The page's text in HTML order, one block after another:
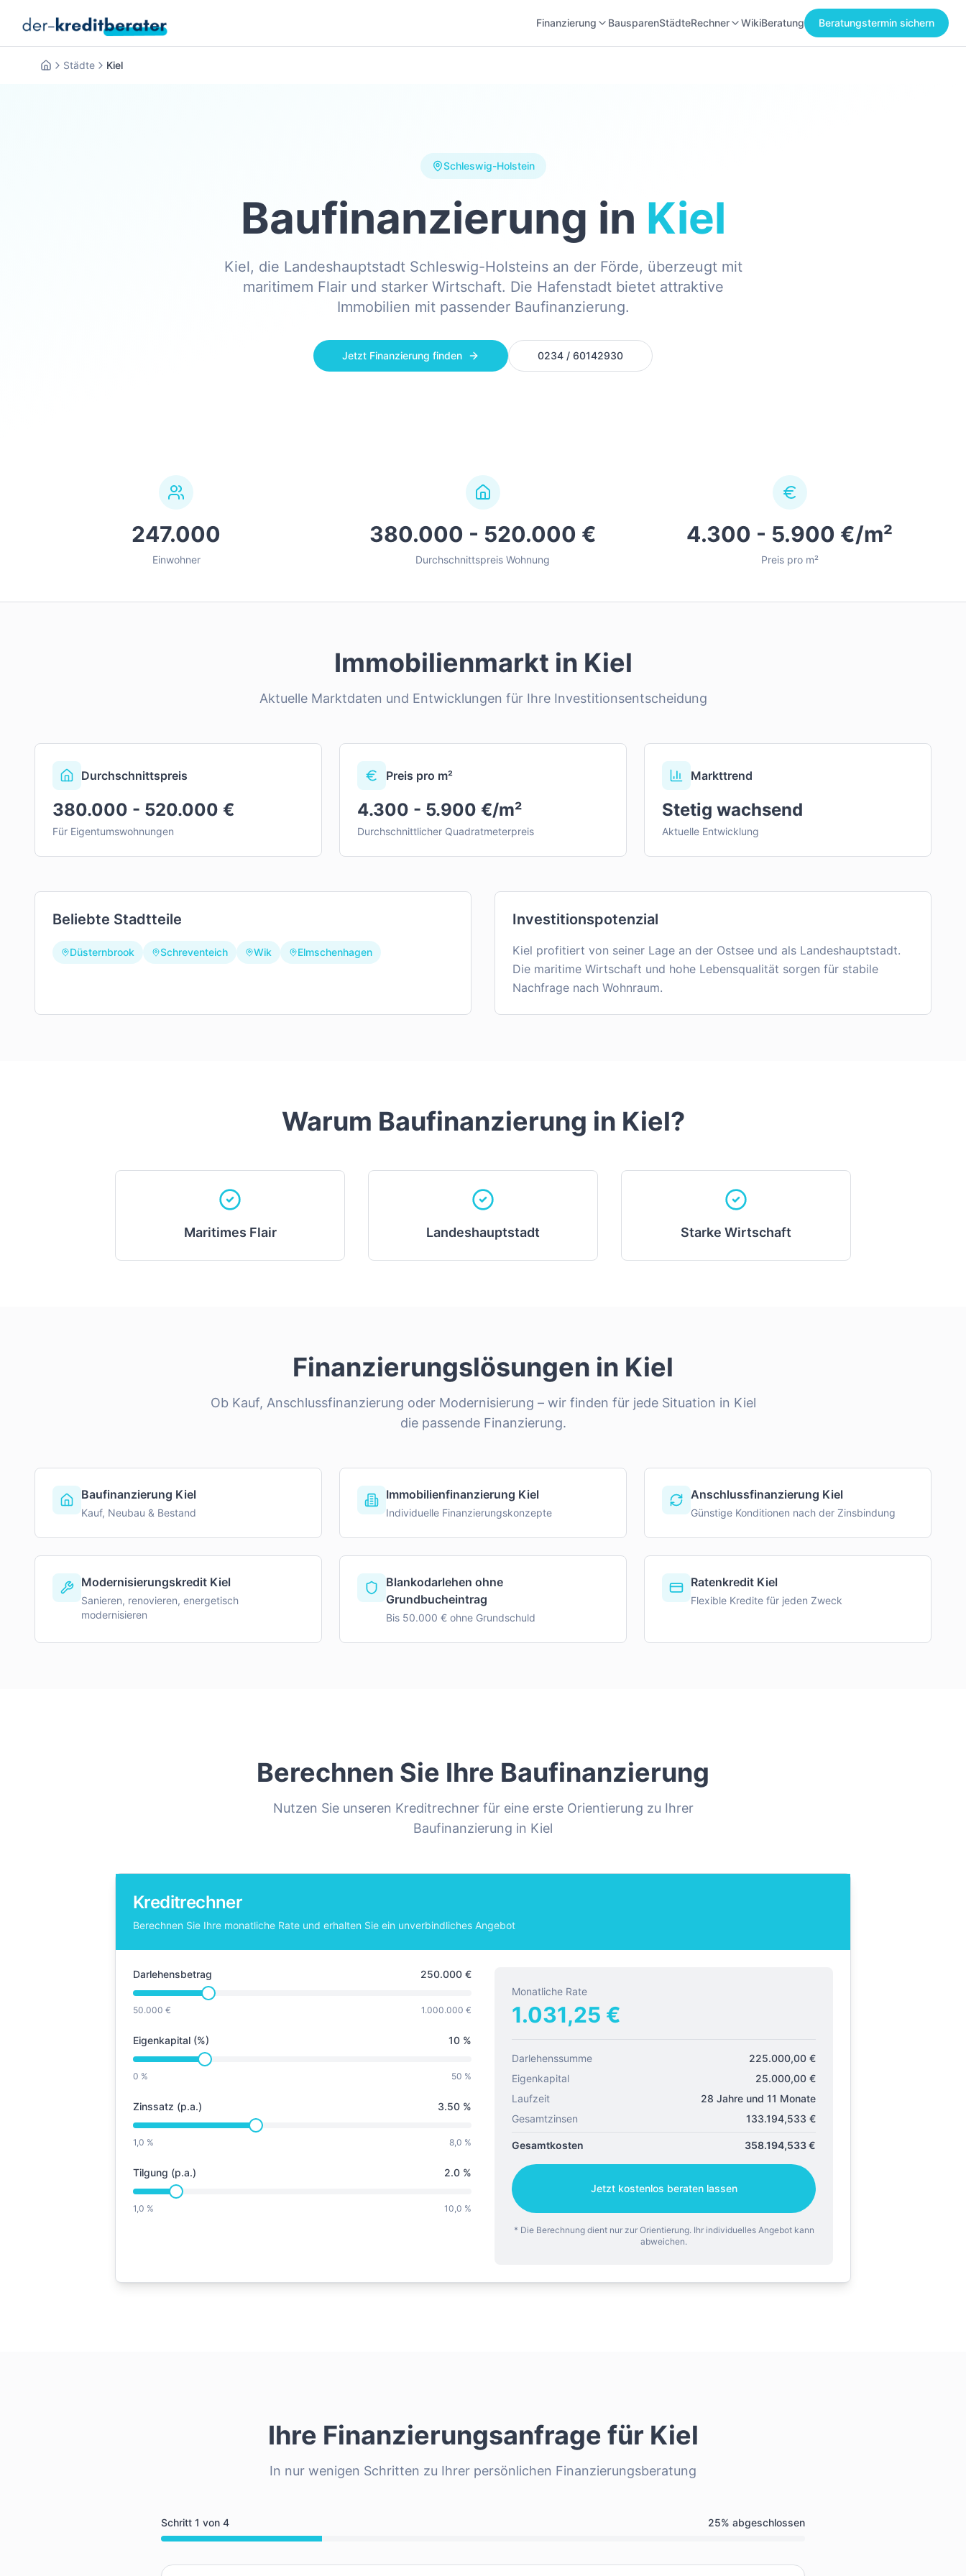
Finanzierung BausparenStädteRechner WikiBeratung Beratungstermin sichern
Startseite
Städte Kiel
Schleswig-Holstein
Baufinanzierung in Kiel
Kiel, die Landeshauptstadt Schleswig-Holsteins an der Förde, überzeugt mit
maritimem Flair und starker Wirtschaft. Die Hafenstadt bietet attraktive
Immobilien mit passender Baufinanzierung.
Jetzt Finanzierung finden 0234 / 60142930
247.000
Einwohner
380.000 - 520.000 €
Durchschnittspreis Wohnung
4.300 - 5.900 €/m²
Preis pro m²
Immobilienmarkt in Kiel
Aktuelle Marktdaten und Entwicklungen für Ihre Investitionsentscheidung
Durchschnittspreis
380.000 - 520.000 €
Für Eigentumswohnungen
Preis pro m²
4.300 - 5.900 €/m²
Durchschnittlicher Quadratmeterpreis
Markttrend
Stetig wachsend
Aktuelle Entwicklung
Beliebte Stadtteile
Düsternbrook Schreventeich Wik Elmschenhagen
Investitionspotenzial
Kiel profitiert von seiner Lage an der Ostsee und als Landeshauptstadt.
Die maritime Wirtschaft und hohe Lebensqualität sorgen für stabile
Nachfrage nach Wohnraum.
Warum Baufinanzierung in Kiel?
Maritimes Flair Landeshauptstadt Starke Wirtschaft
Finanzierungslösungen in Kiel
Ob Kauf, Anschlussfinanzierung oder Modernisierung – wir finden für jede Situation in Kiel
die passende Finanzierung.
Baufinanzierung Kiel
Kauf, Neubau & Bestand
Immobilienfinanzierung Kiel
Individuelle Finanzierungskonzepte
Anschlussfinanzierung Kiel
Günstige Konditionen nach der Zinsbindung
Modernisierungskredit Kiel
Sanieren, renovieren, energetisch
modernisieren
Blankodarlehen ohne
Grundbucheintrag
Bis 50.000 € ohne Grundschuld
Ratenkredit Kiel
Flexible Kredite für jeden Zweck
Berechnen Sie Ihre Baufinanzierung
Nutzen Sie unseren Kreditrechner für eine erste Orientierung zu Ihrer
Baufinanzierung in Kiel
Kreditrechner
Berechnen Sie Ihre monatliche Rate und erhalten Sie ein unverbindliches Angebot
Darlehensbetrag 250.000 €
50.000 € 1.000.000 €
Eigenkapital (%) 10 %
0 % 50 %
Zinssatz (p.a.) 3.50 %
1,0 % 8,0 %
Tilgung (p.a.) 2.0 %
1,0 % 10,0 %
Monatliche Rate
1.031,25 €
Darlehenssumme 225.000,00 €
Eigenkapital
25.000,00 €
Laufzeit
28 Jahre und 11 Monate
Gesamtzinsen
133.194,533 €
Gesamtkosten 358.194,533€
Jetzt kostenlos beraten lassen
* Die Berechnung dient nur zur Orientierung. Ihr individuelles Angebot kann
abweichen.
Ihre Finanzierungsanfrage für Kiel
In nur wenigen Schritten zu Ihrer persönlichen Finanzierungsberatung
Schritt 1 von 4 25% abgeschlossen